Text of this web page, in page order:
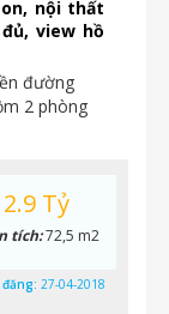
nội thất
view hồ
đường
2 phòng
2.9 Tỷ
tích:72,5 m2
27-04-2018